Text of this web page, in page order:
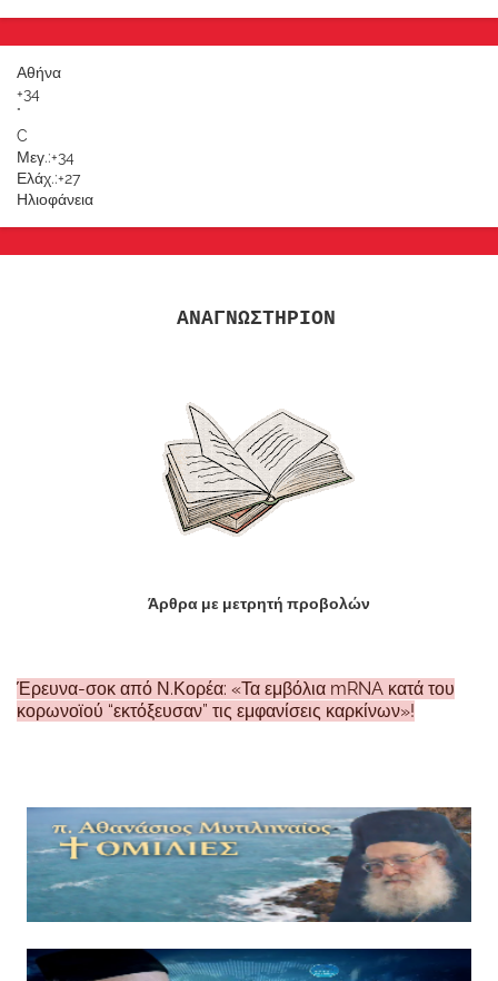
Αθήνα
+34
°
C
Μεγ.:+34
Ελάχ.:+27
Ηλιοφάνεια
ΑΝΑΓΝΩΣΤΗΡΙΟΝ
Άρθρα με μετρητή προβολών
Έρευνα-σοκ από Ν.Κορέα: «Τα εμβόλια mRNA κατά του
κορωνοϊού “εκτόξευσαν” τις εμφανίσεις καρκίνων»!